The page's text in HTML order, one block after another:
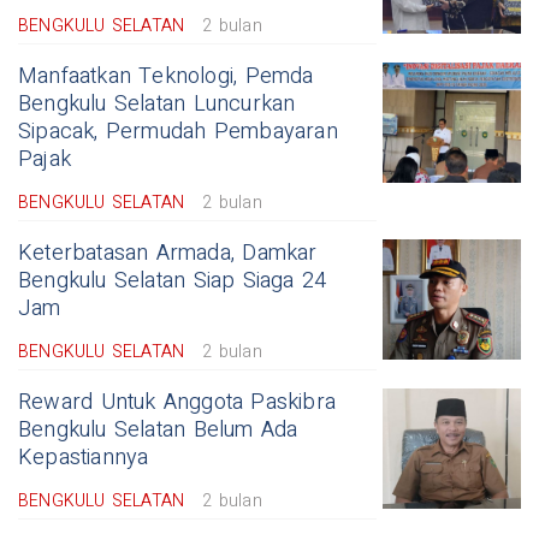
BENGKULU SELATAN 2 bulan
Manfaatkan Teknologi, Pemda
Bengkulu Selatan Luncurkan
Sipacak, Permudah Pembayaran
Pajak
BENGKULU SELATAN 2 bulan
Keterbatasan Armada, Damkar
Bengkulu Selatan Siap Siaga 24
Jam
BENGKULU SELATAN 2 bulan
Reward Untuk Anggota Paskibra
Bengkulu Selatan Belum Ada
Kepastiannya
BENGKULU SELATAN 2 bulan